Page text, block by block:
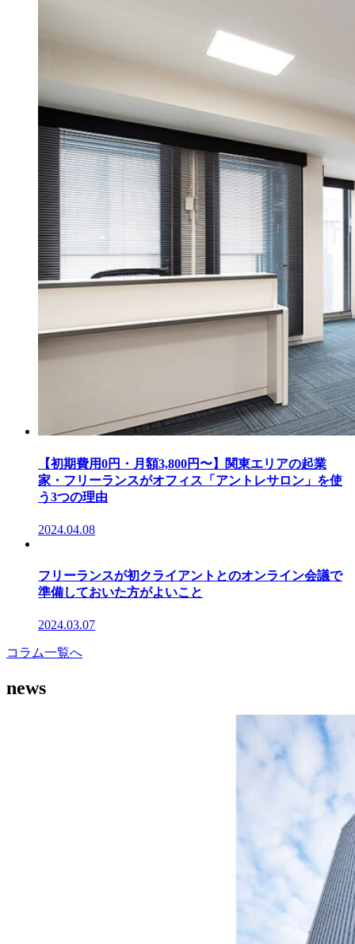
【初期費用0円・月額3,800円〜】関東エリアの起業
家・フリーランスがオフィス「アントレサロン」を使
う3つの理由
2024.04.08
フリーランスが初クライアントとのオンライン会議で
準備しておいた方がよいこと
2024.03.07
コラム一覧へ
news